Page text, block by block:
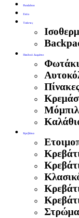
Pandaboo
Estia
Τσάντες
Παιδικό Δωμάτιο
Κρεβάτια